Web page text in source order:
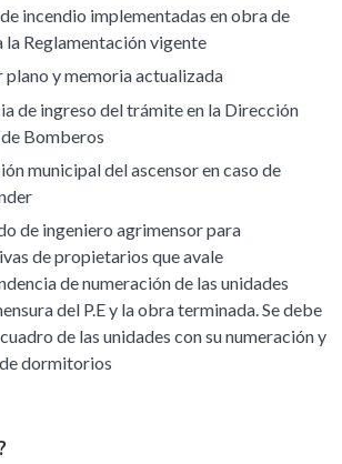
incendio implementadas en obra de
la Reglamentación vigente
plano y memoria actualizada
de ingreso del trámite en la Dirección
Bomberos
municipal del ascensor en caso de
de ingeniero agrimensor para
de propietarios que avale
de numeración de las unidades
del P.E y la obra terminada. Se debe
de las unidades con su numeración y
dormitorios